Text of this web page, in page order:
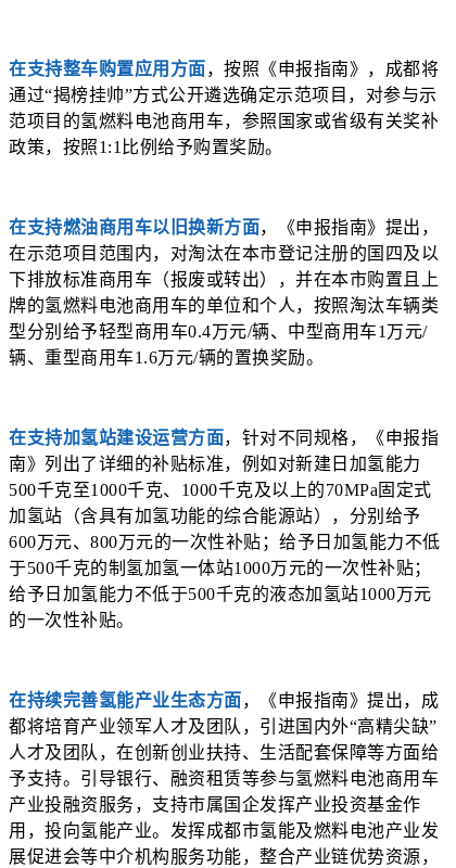
在支持整车购置应用方面，按照《申报指南》，成都将
通过“揭榜挂帅”方式公开遴选确定示范项目，对参与示
范项目的氢燃料电池商用车，参照国家或省级有关奖补
政策，按照1:1比例给予购置奖励。
在支持燃油商用车以旧换新方面，《申报指南》提出，
在示范项目范围内，对淘汰在本市登记注册的国四及以
下排放标准商用车（报废或转出），并在本市购置且上
牌的氢燃料电池商用车的单位和个人，按照淘汰车辆类
型分别给予轻型商用车0.4万元/辆、中型商用车1万元/
辆、重型商用车1.6万元/辆的置换奖励。
在支持加氢站建设运营方面，针对不同规格，《申报指
南》列出了详细的补贴标准，例如对新建日加氢能力
500千克至1000千克、1000千克及以上的70MPa固定式
加氢站（含具有加氢功能的综合能源站），分别给予
600万元、800万元的一次性补贴；给予日加氢能力不低
于500千克的制氢加氢一体站1000万元的一次性补贴；
给予日加氢能力不低于500千克的液态加氢站1000万元
的一次性补贴。
在持续完善氢能产业生态方面，《申报指南》提出，成
都将培育产业领军人才及团队，引进国内外“高精尖缺”
人才及团队，在创新创业扶持、生活配套保障等方面给
予支持。引导银行、融资租赁等参与氢燃料电池商用车
产业投融资服务，支持市属国企发挥产业投资基金作
用，投向氢能产业。发挥成都市氢能及燃料电池产业发
展促进会等中介机构服务功能，整合产业链优势资源，